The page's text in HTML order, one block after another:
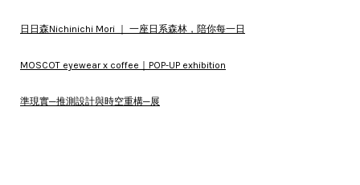
日日森Nichinichi Mori ｜ 一座日系森林，陪你每一日
MOSCOT eyewear x coffee｜POP-UP exhibition
準現實─推測設計與時空重構─展